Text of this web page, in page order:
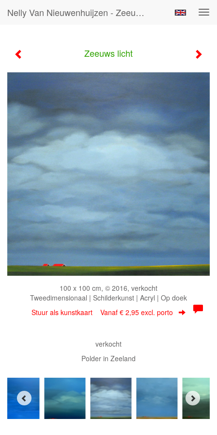
Nelly Van Nieuwenhuijzen - Zeeuws Licht
Zeeuws licht
100 x 100 cm, © 2016, verkocht
Tweedimensionaal | Schilderkunst | Acryl | Op doek
Stuur als kunstkaart Vanaf € 2,95 excl. porto
verkocht
Polder in Zeeland